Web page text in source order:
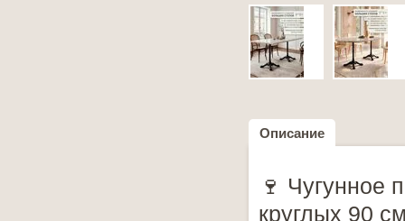
Описание
🍷 Чугунное
круглых 90